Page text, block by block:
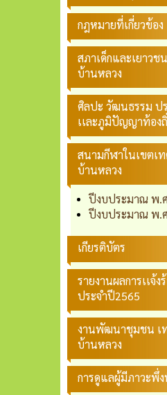
กฎหมายที่เกี่ยวข้อง
สภาเด็กและเยาวช
บ้านหลวง
ศิลปะ วัฒนธรรม ป
เเละภูมิปัญญาท้อง
สนามกีฬาในเขตเ
บ้านหลวง
ปีงบประมาณ พ.
ปีงบประมาณ พ.
เกียรติบัตร
รายงานผลการเเจ้
ประจำปี2565
งานพัฒนาชุมชน เ
บ้านหลวง
การดูแลผู้มีภาวะพึ่